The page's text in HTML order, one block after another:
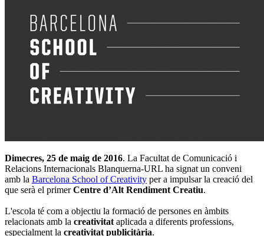
Dimecres, 25 de maig de 2016. La Facultat de Comunicació i
Relacions Internacionals Blanquerna-URL ha signat un conveni
amb la Barcelona School of Creativity per a impulsar la creació del
que serà el primerCentre d’Alt Rendiment Creatiu.
L'escola té com a objectiu la formació de persones en àmbits
relacionats amb la creativitat aplicada a diferents professions,
especialment la creativitat publicitària.